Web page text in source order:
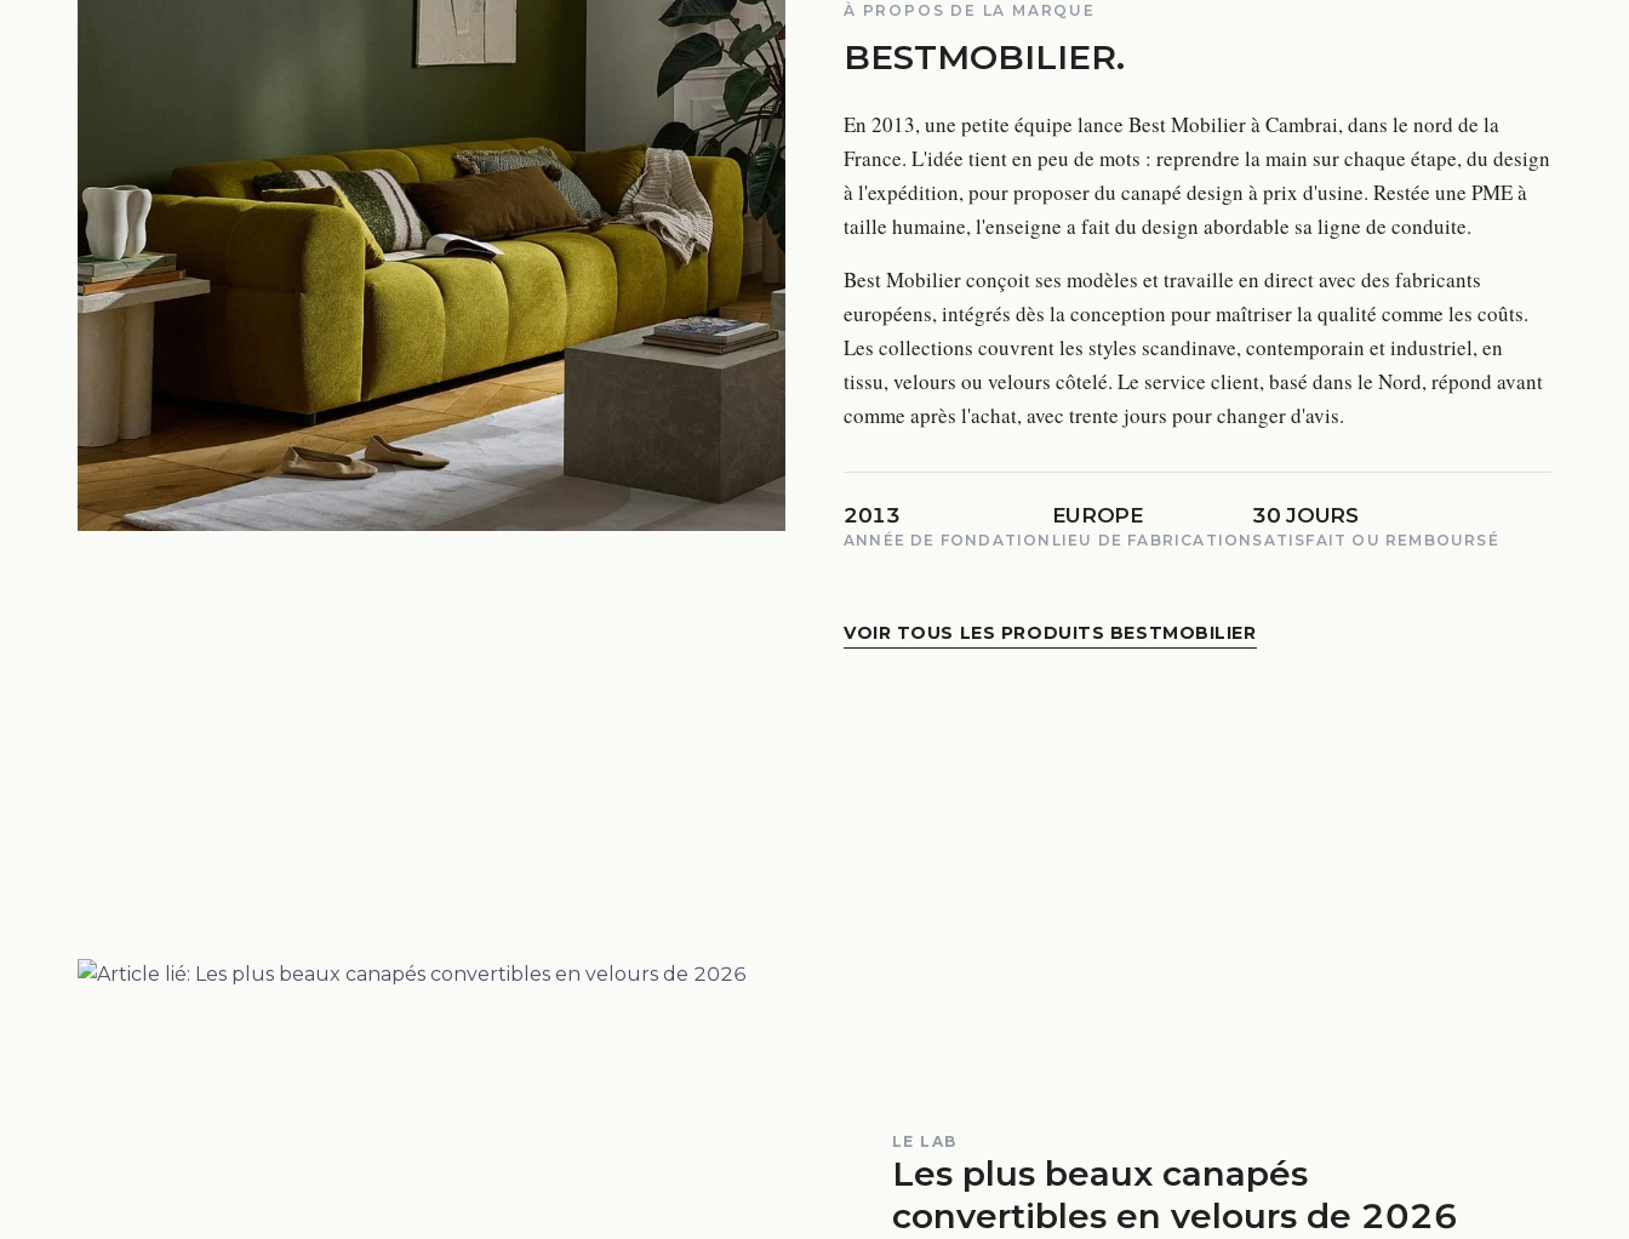
À PROPOS DE LA MARQUE
BESTMOBILIER.
En 2013, une petite équipe lance Best Mobilier à Cambrai, dans le nord de la
France. L'idée tient en peu de mots : reprendre la main sur chaque étape, du design
à l'expédition, pour proposer du canapé design à prix d'usine. Restée une PME à
taille humaine, l'enseigne a fait du design abordable sa ligne de conduite.
Best Mobilier conçoit ses modèles et travaille en direct avec des fabricants
européens, intégrés dès la conception pour maîtriser la qualité comme les coûts.
Les collections couvrent les styles scandinave, contemporain et industriel, en
tissu, velours ou velours côtelé. Le service client, basé dans le Nord, répond avant
comme après l'achat, avec trente jours pour changer d'avis.
2013
ANNÉE DE FONDATION
EUROPE
LIEU DE FABRICATION
30 JOURS
SATISFAIT OU REMBOURSÉ
VOIR TOUS LES PRODUITS BESTMOBILIER
LE LAB
Les plus beaux canapés
convertibles en velours de 2026